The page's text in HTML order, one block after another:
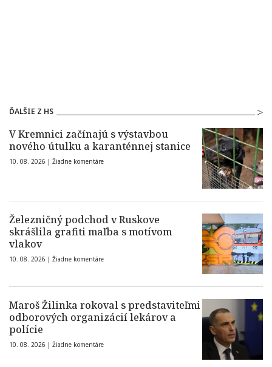
ĎALŠIE Z HS
V Kremnici začínajú s výstavbou
nového útulku a karanténnej stanice
10. 08. 2026 | Žiadne komentáre
Železničný podchod v Ruskove
skrášlila grafiti maľba s motívom
vlakov
10. 08. 2026 | Žiadne komentáre
Maroš Žilinka rokoval s predstaviteľmi
odborových organizácií lekárov a
polície
10. 08. 2026 | Žiadne komentáre